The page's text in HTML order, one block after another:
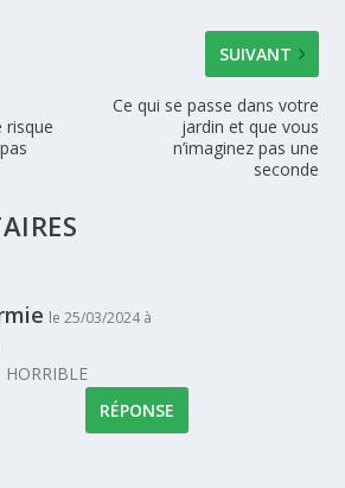
risque
SUIVANT
Ce qui se passe dans votre
jardin et que vous
n’imaginez pas une
seconde
le 25/03/2024 à
HORRIBLE
RÉPONSE